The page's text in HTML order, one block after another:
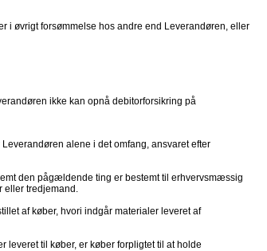
i øvrigt forsømmelse hos andre end Leverandøren, eller
ikke kan opnå debitorforsikring på
alene i det omfang, ansvaret efter
den pågældende ting er bestemt til erhvervsmæssig
eller tredjemand.
af køber, hvori indgår materialer leveret af
leveret til køber, er køber forpligtet til at holde